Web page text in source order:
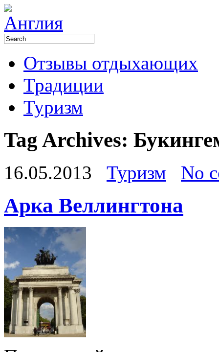
Отзывы отдыхающих
Традиции
Туризм
Tag Archives:
16.05.2013 Туризм No
Арка Веллингтона